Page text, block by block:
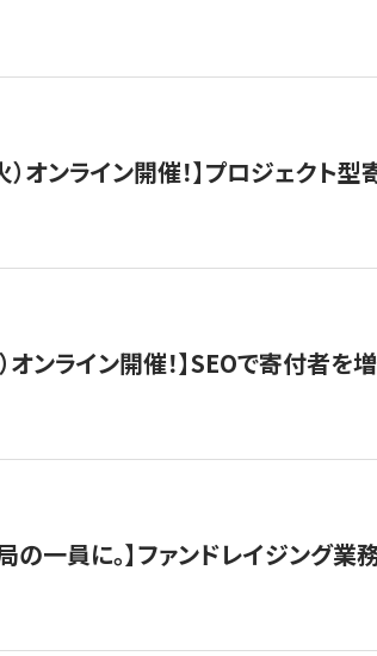
）オンライン開催！】プロジェク
オンライン開催！】SEOで寄付者
の一員に。】ファンドレイジング